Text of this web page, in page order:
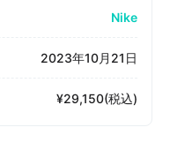
Nike
2023年10月21日
¥29,150(税込)